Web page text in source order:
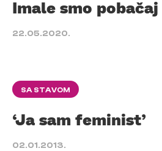
Imale smo pobačaj
22.05.2020.
SA STAVOM
‘Ja sam feminist’
02.01.2013.